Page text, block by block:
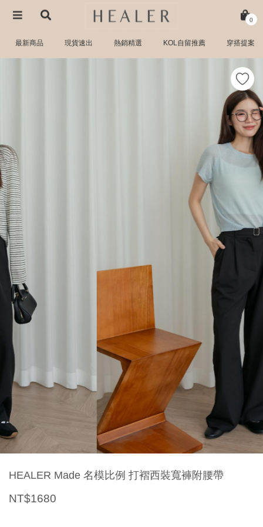
0
最新商品 現貨速出 熱銷精選 KOL自留推薦 穿搭提案
HEALER Made 名模比例 打褶西裝寬褲附腰帶
NT$1680